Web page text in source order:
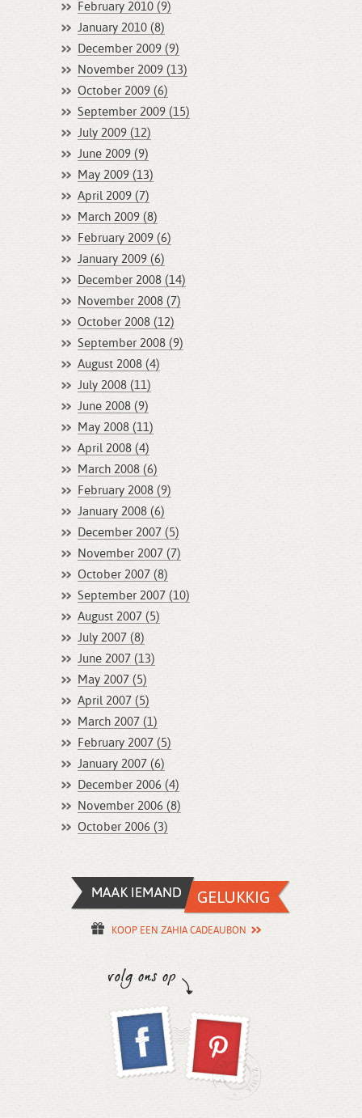
February 2010 (9)
January 2010 (8)
December 2009 (9)
November 2009 (13)
October 2009 (6)
September 2009 (15)
July 2009 (12)
June 2009 (9)
May 2009 (13)
April 2009 (7)
March 2009 (8)
February 2009 (6)
January 2009 (6)
December 2008 (14)
November 2008 (7)
October 2008 (12)
September 2008 (9)
August 2008 (4)
July 2008 (11)
June 2008 (9)
May 2008 (11)
April 2008 (4)
March 2008 (6)
February 2008 (9)
January 2008 (6)
December 2007 (5)
November 2007 (7)
October 2007 (8)
September 2007 (10)
August 2007 (5)
July 2007 (8)
June 2007 (13)
May 2007 (5)
April 2007 (5)
March 2007 (1)
February 2007 (5)
January 2007 (6)
December 2006 (4)
November 2006 (8)
October 2006 (3)
KOOP EEN ZAHIA CADEAUBON